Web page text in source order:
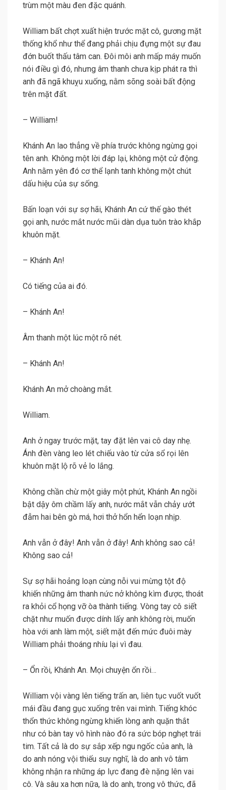
trùm một màu đen đặc quánh.
William bất chợt xuất hiện trước mặt cô, gương mặt
thống khổ như thể đang phải chịu đựng một sự đau
đớn buốt thấu tâm can. Đôi môi anh mấp máy muốn
nói điều gì đó, nhưng âm thanh chưa kịp phát ra thì
anh đã ngã khuỵu xuống, nằm sõng soài bất động
trên mặt đất.
– William!
Khánh An lao thẳng về phía trước không ngừng gọi
tên anh. Không một lời đáp lại, không một cử động.
Anh nằm yên đó cơ thể lạnh tanh không một chút
dấu hiệu của sự sống.
Bấn loạn với sự sợ hãi, Khánh An cứ thế gào thét
gọi anh, nước mắt nước mũi dàn dụa tuôn trào khắp
khuôn mặt.
– Khánh An!
Có tiếng của ai đó.
– Khánh An!
Âm thanh một lúc một rõ nét.
– Khánh An!
Khánh An mở choàng mắt.
William.
Anh ở ngay trước mặt, tay đặt lên vai cô day nhẹ.
Ánh đèn vàng leo lét chiếu vào từ cửa sổ rọi lên
khuôn mặt lộ rõ vẻ lo lắng.
Không chần chừ một giây một phút, Khánh An ngồi
bật dậy ôm chầm lấy anh, nước mắt vẫn chảy ướt
đẫm hai bên gò má, hơi thở hổn hển loạn nhịp.
Anh vẫn ở đây! Anh vẫn ở đây! Anh không sao cả!
Không sao cả!
Sự sợ hãi hoảng loạn cùng nỗi vui mừng tột độ
khiến những âm thanh nức nở không kìm được, thoát
ra khỏi cổ họng vỡ òa thành tiếng. Vòng tay cô siết
chặt như muốn được dính lấy anh không rời, muốn
hòa với anh làm một, siết mặt đến mức đuôi mày
William phải thoáng nhíu lại vì đau.
– Ổn rồi, Khánh An. Mọi chuyện ổn rồi…
William vội vàng lên tiếng trấn an, liên tục vuốt vuốt
mái đầu đang gục xuống trên vai mình. Tiếng khóc
thổn thức không ngừng khiến lòng anh quặn thắt
như có bàn tay vô hình nào đó ra sức bóp nghẹt trái
tim. Tất cả là do sự sắp xếp ngu ngốc của anh, là
do anh nóng vội thiếu suy nghĩ, là do anh vô tâm
không nhận ra những áp lực đang đè nặng lên vai
cô. Và sâu xa hơn nữa, là do anh, trong vô thức, đã